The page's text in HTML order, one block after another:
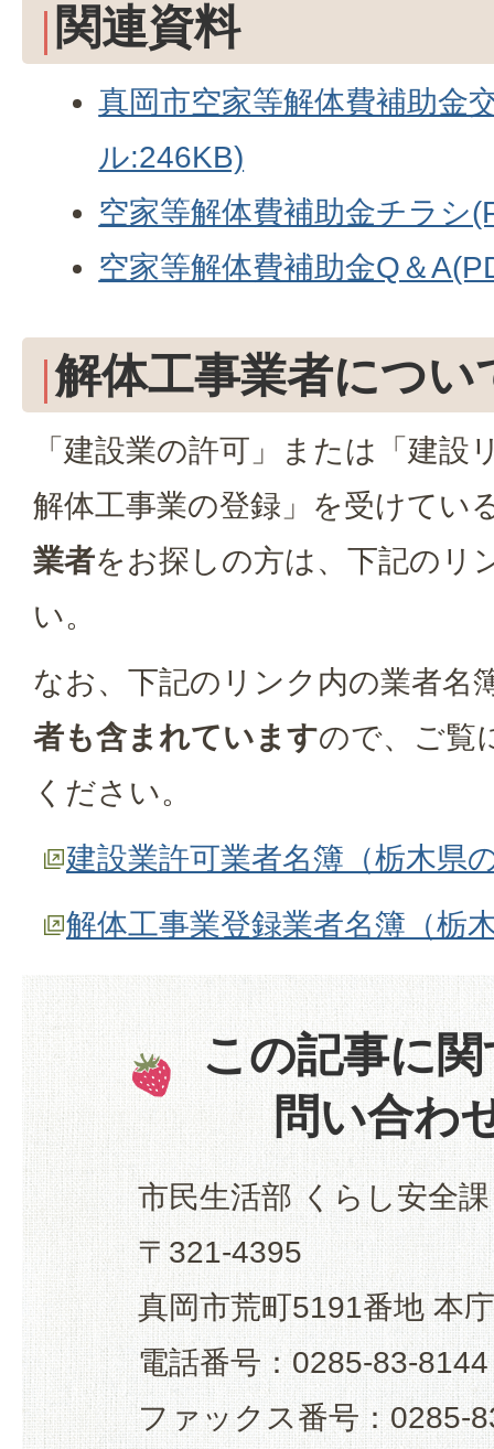
関連資料
真岡市空家等解体費補助金
ル:246KB)
空家等解体費補助金チラシ
空家等解体費補助金Q＆
解体工事業者につい
「建設業の許可」または「建設
解体工事業の登録」を受けてい
業者をお探しの方は、下記のリ
い。
なお、下記のリンク内の業者名
者も含まれていますので、ご覧
ください。
建設業許可業者名簿（栃木県
解体工事業登録業者名簿（栃
この記事に
問い合わ
市民生活部 くらし安全
〒321-4395
真岡市荒町5191番地 本
電話番号：0285-83-8144
ファックス番号：0285-